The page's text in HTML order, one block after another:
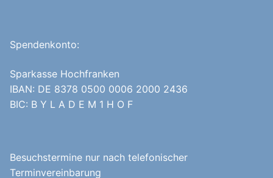
Spendenkonto:
Sparkasse Hochfranken
IBAN: DE 8378 0500 0006 2000 2436
BIC: B Y L A D E M 1 H O F
Besuchstermine nur nach telefonischer
Terminvereinbarung